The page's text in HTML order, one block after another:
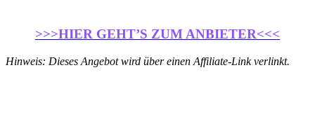
>>>HIER GEHT’S ZUM ANBIETER<<<
Hinweis: Dieses Angebot wird über einen Affiliate-Link verlinkt.